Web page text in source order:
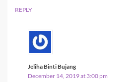
REPLY
Jeliha Binti Bujang
December 14, 2019 at 3:00 pm